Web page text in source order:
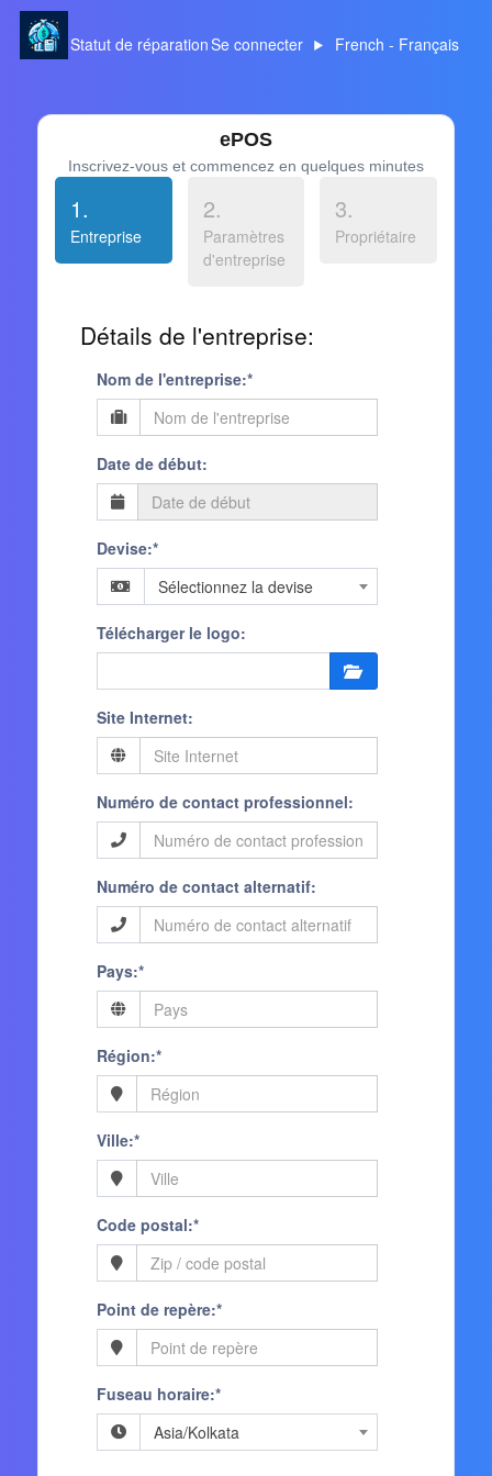
Statut de réparationSe connecter French - Français
ePOS
Inscrivez-vous et commencez en quelques minutes
1.
Entreprise
2.
Paramètres
d'entreprise
3.
Propriétaire
Détails de l'entreprise:
Nom de l'entreprise:*
Date de début:
Devise:*
Sélectionnez la devise
Télécharger le logo:
Site Internet:
Numéro de contact professionnel:
Numéro de contact alternatif:
Pays:*
Région:*
Ville:*
Code postal:*
Point de repère:*
Fuseau horaire:*
Asia/Kolkata